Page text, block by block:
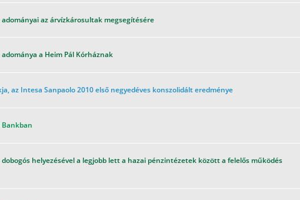
adományai az árvízkárosultak megsegítésére
adománya a Heim Pál Kórháznak
az Intesa Sanpaolo 2010 első negyedéves konszolidált eredménye
Bankban
dobogós helyezésével a legjobb lett a hazai pénzintézetek között a felelős működés